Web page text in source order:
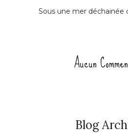
Sous une mer déchainée
Aucun
Blog